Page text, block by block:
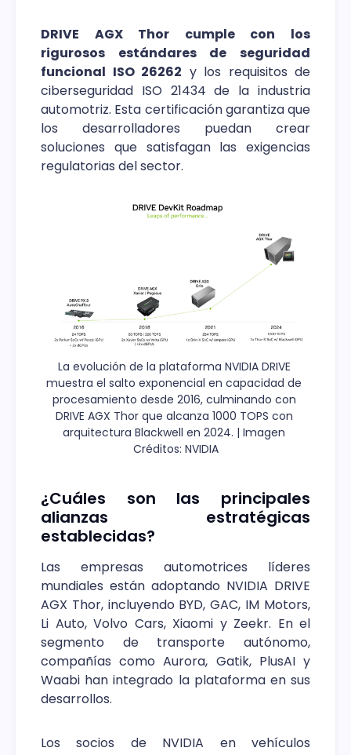
DRIVE AGX Thor cumple con los
rigurosos estándares de seguridad
funcional ISO 26262 y los requisitos de
ciberseguridad ISO 21434 de la industria
automotriz. Esta certificación garantiza que
los desarrolladores puedan crear
soluciones que satisfagan las exigencias
regulatorias del sector.
La evolución de la plataforma NVIDIA DRIVE
muestra el salto exponencial en capacidad de
procesamiento desde 2016, culminando con
DRIVE AGX Thor que alcanza 1000 TOPS con
arquitectura Blackwell en 2024. | Imagen
Créditos: NVIDIA
¿Cuáles son las principales
alianzas estratégicas
establecidas?
Las empresas automotrices líderes
mundiales están adoptando NVIDIA DRIVE
AGX Thor, incluyendo BYD, GAC, IM Motors,
Li Auto, Volvo Cars, Xiaomi y Zeekr. En el
segmento de transporte autónomo,
compañías como Aurora, Gatik, PlusAI y
Waabi han integrado la plataforma en sus
desarrollos.
Los socios de NVIDIA en vehículos